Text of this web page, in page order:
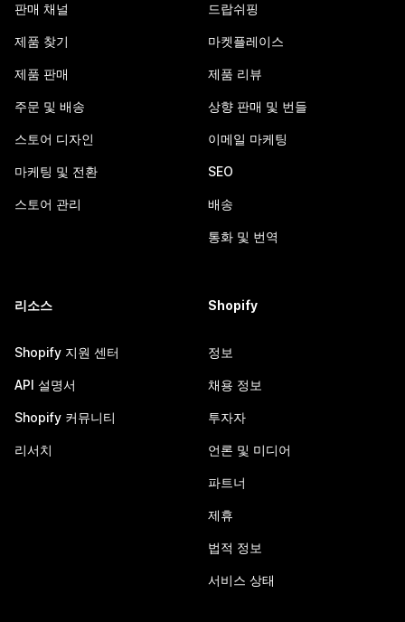
판매 채널
제품 찾기
제품 판매
주문 및 배송
스토어 디자인
마케팅 및 전환
스토어 관리
드랍쉬핑
마켓플레이스
제품 리뷰
상향 판매 및 번들
이메일 마케팅
SEO
배송
통화 및 번역
리소스
Shopify 지원 센터
API 설명서
Shopify 커뮤니티
리서치
Shopify
정보
채용 정보
투자자
언론 및 미디어
파트너
제휴
법적 정보
서비스 상태